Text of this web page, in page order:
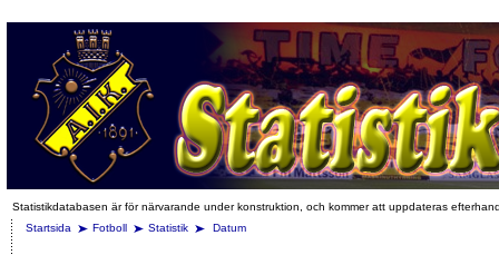
Statistikdatabasen är för närvarande under konstruktion, och kommer att uppdateras
Startsida
Fotboll Statistik Datum